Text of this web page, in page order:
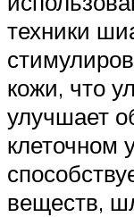
техники
кожи, что
улучшает
клеточном
веществ,